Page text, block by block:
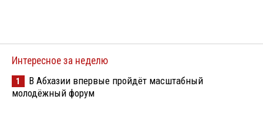
Интересное за неделю
1
В Абхазии впервые пройдёт масштабный
молодёжный форум